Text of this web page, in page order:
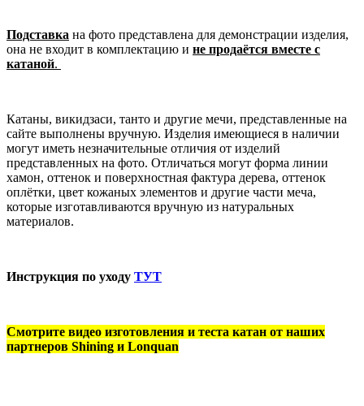
Подставка на фото представлена для демонстрации изделия,
она не входит в комплектацию и не продаётся вместе с
катаной.
Катаны, викидзаси, танто и другие мечи, представленные на
сайте выполнены вручную. Изделия имеющиеся в наличии
могут иметь незначительные отличия от изделий
представленных на фото. Отличаться могут форма линии
хамон, оттенок и поверхностная фактура дерева, оттенок
оплётки, цвет кожаных элементов и другие части меча,
которые изготавливаются вручную из натуральных
материалов.
Инструкция по уходу ТУТ
Смотрите видео изготовления и теста катан от наших
партнеров Shining и Lonquan